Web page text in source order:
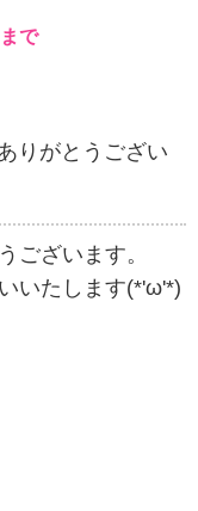
で
りがとうござい
ございます。
いたします(*'ω'*)